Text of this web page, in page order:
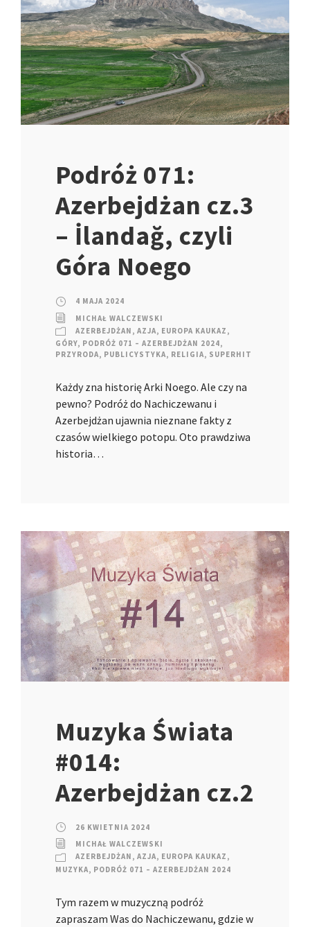
Podróż 071:
Azerbejdżan cz.3
– İlandağ, czyli
Góra Noego
4 MAJA 2024
MICHAŁ WALCZEWSKI
AZERBEJDŻAN , AZJA, EUROPA KAUKAZ ,
GÓRY, PODRÓŻ 071 – AZERBEJDŻAN 2024,
PRZYRODA, PUBLICYSTYKA, RELIGIA, SUPERHIT
Każdy zna historię Arki Noego. Ale czy na
pewno? Podróż do Nachiczewanu i
Azerbejdżan ujawnia nieznane fakty z
czasów wielkiego potopu. Oto prawdziwa
historia…
Muzyka Świata
#014:
Azerbejdżan cz.2
26 KWIETNIA 2024
MICHAŁ WALCZEWSKI
AZERBEJDŻAN , AZJA, EUROPA KAUKAZ ,
MUZYKA, PODRÓŻ 071 – AZERBEJDŻAN 2024
Tym razem w muzyczną podróż
zapraszam Was do Nachiczewanu, gdzie w